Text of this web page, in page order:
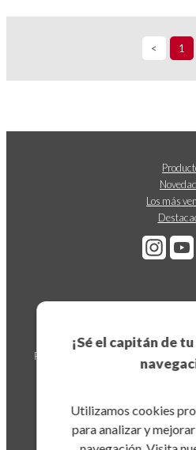
¡Sé el capitán de
Utilizamos cookies
para analizar y
< 1
Los más
Puedes darte de baja en cualquier
información de